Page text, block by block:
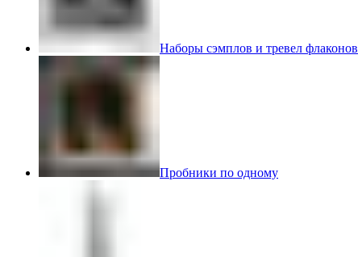
Наборы сэмплов и тревел флаконов
Пробники по одному